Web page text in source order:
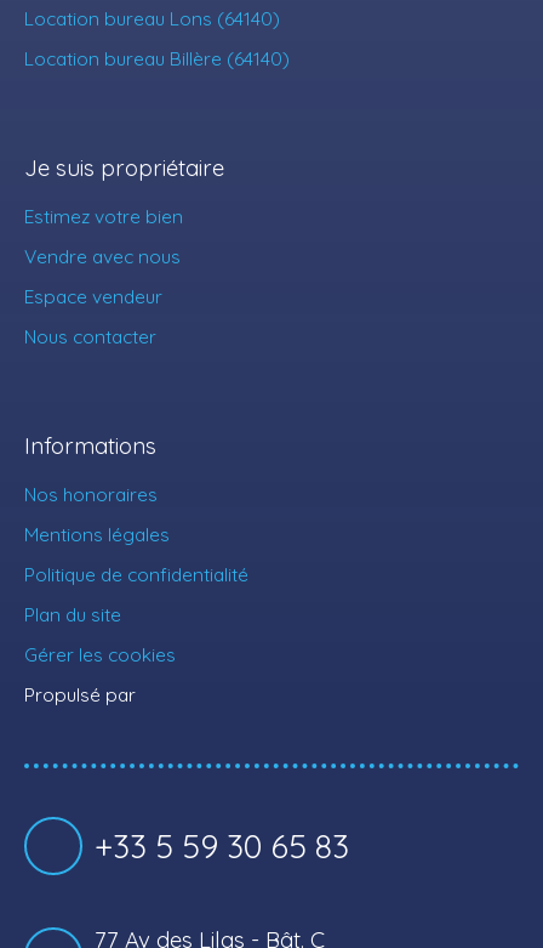
Location bureau Lons (64140)
Location bureau Billère (64140)
Je suis propriétaire
Estimez votre bien
Vendre avec nous
Espace vendeur
Nous contacter
Informations
Nos honoraires
Mentions légales
Politique de confidentialité
Plan du site
Gérer les cookies
Propulsé par
+33 5 59 30 65 83
77 Av des Lilas - Bât. C